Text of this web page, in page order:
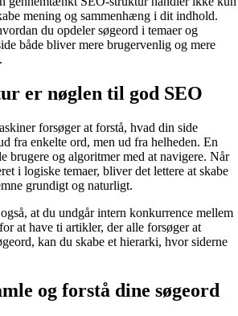
mening og sammenhæng i dit indhold.
du opdeler søgeord i temaer og
både bliver mere brugervenlig og mere
er nøglen til god SEO
forsøger at forstå, hvad din side
fra enkelte ord, men ud fra helheden. En
brugere og algoritmer med at navigere. Når
i logiske temaer, bliver det lettere at skabe
grundigt og naturligt.
at du undgår intern konkurrence mellem
at have ti artikler, der alle forsøger at
kan du skabe et hierarki, hvor siderne
og forstå dine søgeord